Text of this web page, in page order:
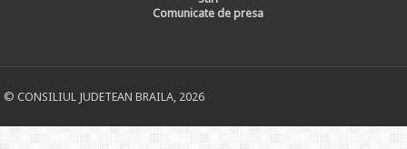
Comunicate de presa
© CONSILIUL JUDETEAN BRAILA, 2026